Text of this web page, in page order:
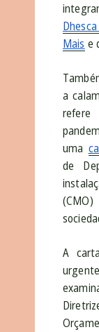
Mais e
a
refere
uma
de
A